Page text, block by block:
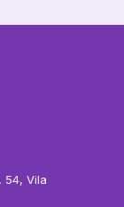
54, Vila